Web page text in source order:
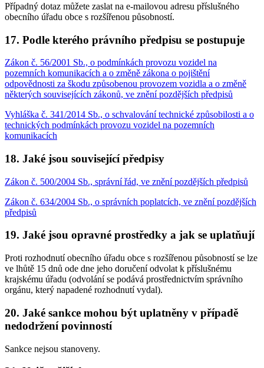
Případný dotaz můžete zaslat na e-mailovou adresu příslušného
obecního úřadu obce s rozšířenou působností.
17. Podle kterého právního předpisu se postupuje
Zákon č. 56/2001 Sb., o podmínkách provozu vozidel na
pozemních komunikacích a o změně zákona o pojištění
odpovědnosti za škodu způsobenou provozem vozidla a o změně
některých souvisejících zákonů, ve znění pozdějších předpisů
Vyhláška č. 341/2014 Sb., o schvalování technické způsobilosti a o
technických podmínkách provozu vozidel na pozemních
komunikacích
18. Jaké jsou související předpisy
Zákon č. 500/2004 Sb., správní řád, ve znění pozdějších předpisů
Zákon č. 634/2004 Sb., o správních poplatcích, ve znění pozdějších
předpisů
19. Jaké jsou opravné prostředky a jak se uplatňují
Proti rozhodnutí obecního úřadu obce s rozšířenou působností se lze
ve lhůtě 15 dnů ode dne jeho doručení odvolat k příslušnému
krajskému úřadu (odvolání se podává prostřednictvím správního
orgánu, který napadené rozhodnutí vydal).
20. Jaké sankce mohou být uplatněny v případě
nedodržení povinností
Sankce nejsou stanoveny.